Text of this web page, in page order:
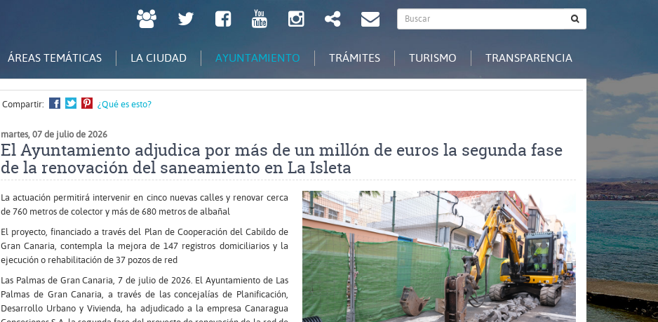
Buscador
general
Buscar
LPGCTwitterFacebook
YoutubeInstagram
Redes
Sociales
Contacto
ÁREAS TEMÁTICAS LA CIUDAD AYUNTAMIENTO TRÁMITES TURISMO TRANSPARENCIA
Compartir: ¿Qué es esto?
martes, 07 de julio de 2026
El Ayuntamiento adjudica por más de un millón de euros la segunda fase
de la renovación del saneamiento en La Isleta
Ampliar
imagen
La actuación permitirá intervenir en cinco nuevas calles y renovar cerca
de 760 metros de colector y más de 680 metros de albañal
El proyecto, financiado a través del Plan de Cooperación del Cabildo de
Gran Canaria, contempla la mejora de 147 registros domiciliarios y la
ejecución o rehabilitación de 37 pozos de red
Las Palmas de Gran Canaria, 7 de julio de 2026. El Ayuntamiento de Las
Palmas de Gran Canaria, a través de las concejalías de Planificación,
Desarrollo Urbano y Vivienda, ha adjudicado a la empresa Canaragua